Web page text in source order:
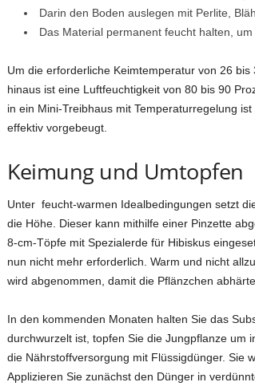
Darin den Boden auslegen mit Perlite,
Das Material permanent feucht halten,
Um die erforderliche Keimtemperatur von 26
hinaus ist eine Luftfeuchtigkeit von 80 bis 90
in ein Mini-Treibhaus mit Temperaturregelung
effektiv vorgebeugt.
Keimung und Umtopfen
Unter feucht-warmen Idealbedingungen setzt
die Höhe. Dieser kann mithilfe einer Pinzette
8-cm-Töpfe mit Spezialerde für Hibiskus
nun nicht mehr erforderlich. Warm und nicht
wird abgenommen, damit die Pflänzchen
In den kommenden Monaten halten Sie das
durchwurzelt ist, topfen Sie die Jungpflanze um
die Nährstoffversorgung mit Flüssigdünger. Sie
Applizieren Sie zunächst den Dünger in